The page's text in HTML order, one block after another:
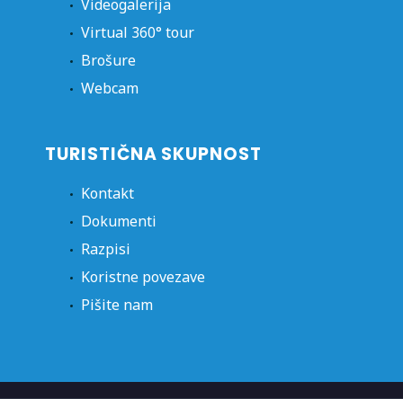
Videogalerija
Virtual 360° tour
Brošure
Webcam
TURISTIČNA SKUPNOST
Kontakt
Dokumenti
Razpisi
Koristne povezave
Pišite nam